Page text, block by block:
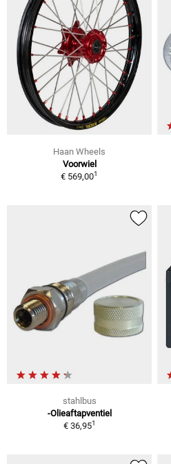
Haan Wheels
Voorwiel
€ 569,001
stahlbus
-Olieaftapventiel
€ 36,951